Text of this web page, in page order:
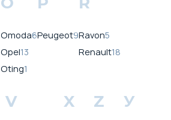
Omoda6
Opel13
Oting1
Peugeot9Ravon5
Renault18
V X Z У